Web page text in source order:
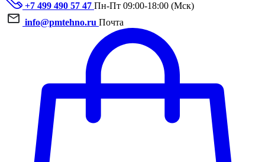
+7 499 490 57 47 Пн-Пт 09:00-18:00 (Мск)
info@pmtehno.ru Почта